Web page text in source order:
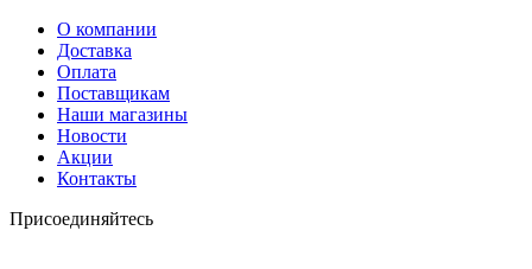
О компании
Доставка
Оплата
Поставщикам
Наши магазины
Новости
Акции
Контакты
Присоединяйтесь